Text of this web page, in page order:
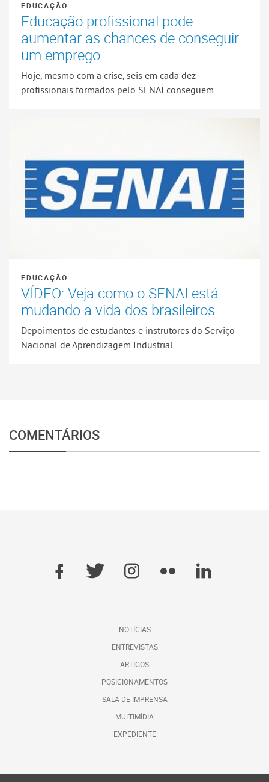
EDUCAÇÃO
Educação profissional pode
aumentar as chances de conseguir
um emprego
Hoje, mesmo com a crise, seis em cada dez
profissionais formados pelo SENAI conseguem ...
EDUCAÇÃO
VÍDEO: Veja como o SENAI está
mudando a vida dos brasileiros
Depoimentos de estudantes e instrutores do Serviço
Nacional de Aprendizagem Industrial...
COMENTÁRIOS
NOTÍCIAS
ENTREVISTAS
ARTIGOS
POSICIONAMENTOS
SALA DE IMPRENSA
MULTIMÍDIA
EXPEDIENTE